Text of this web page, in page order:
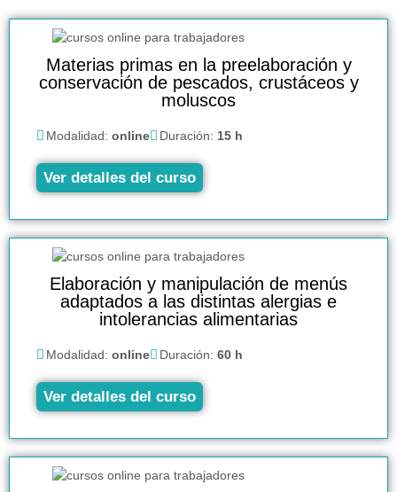
Materias primas en la preelaboración y
conservación de pescados, crustáceos y
moluscos
Modalidad: online Duración: 15 h
Ver detalles del curso
Elaboración y manipulación de menús
adaptados a las distintas alergias e
intolerancias alimentarias
Modalidad: online Duración: 60 h
Ver detalles del curso